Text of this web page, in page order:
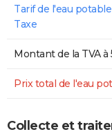
Tarif de l'eau
Taxe
Montant de la TVA à
Prix total de l'eau
Collecte et